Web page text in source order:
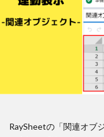
RaySheetの「関連オブ